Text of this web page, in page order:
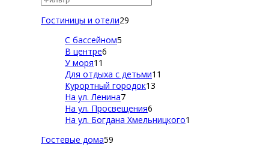
Гостиницы и отели29
С бассейном5
В центре6
У моря11
Для отдыха с детьми11
Курортный городок13
На ул. Ленина7
На ул. Просвещения6
На ул. Богдана Хмельницкого1
Гостевые дома59